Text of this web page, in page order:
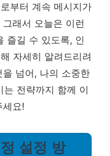
부터 계속 메시지가
래서 오늘은 이런
즐길 수 있도록, 인
자세히 알려드리려
넘어, 나의 소중한
는 전략까지 함께 이
요!
설정 방